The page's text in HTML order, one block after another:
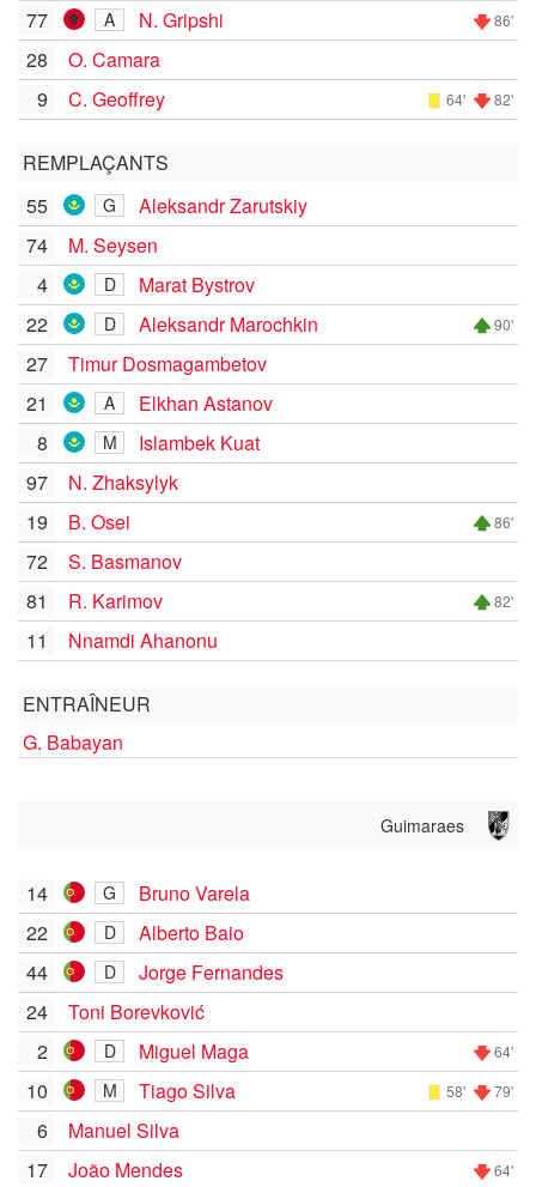
77
A N. Gripshi 86'
28
O. Camara
9
C. Geoffrey 64' 82'
REMPLAÇANTS
55
G
Aleksandr Zarutskiy
74
M. Seysen
4
D
Marat Bystrov
22
D Aleksandr Marochkin 90'
27
Timur Dosmagambetov
21
A
Elkhan Astanov
8
M
Islambek Kuat
97
N. Zhaksylyk
19
B. Osei 86'
72
S. Basmanov
81
R. Karimov 82'
11 Nnamdi Ahanonu
ENTRAÎNEUR
G. Babayan
Guimaraes
14 G
Bruno Varela
22
D
Alberto Baio
44
D
Jorge Fernandes
24
Toni Borevković
2
D Miguel Maga 64'
10 M Tiago Silva 58' 79'
6
Manuel Silva
17
João Mendes 64'